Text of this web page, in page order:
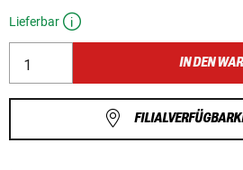
Lieferbar
IN DEN